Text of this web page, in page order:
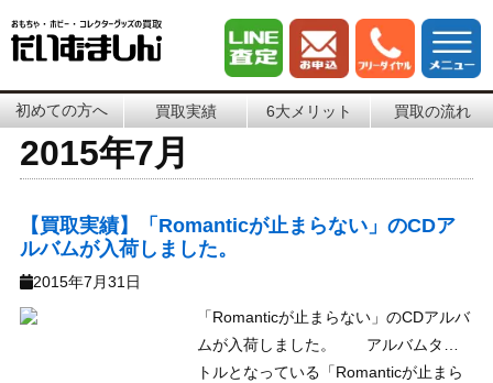
初めての方へ 買取実績 6大メリット 買取の流れ
2015年7月
【買取実績】「Romanticが止まらない」のCDア
ルバムが入荷しました。
2015年7月31日
「Romanticが止まらない」のCDアルバ
ムが入荷しました。 アルバムタイ
トルとなっている「Romanticが止まら